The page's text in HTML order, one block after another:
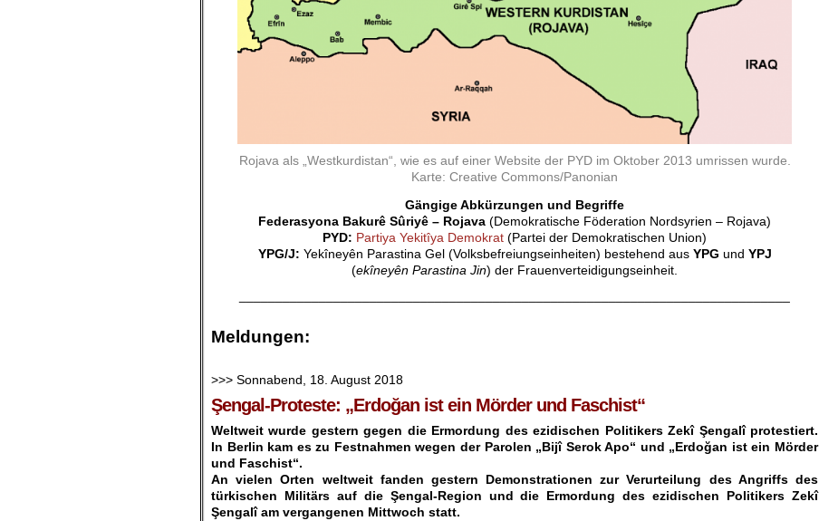
Rojava als „Westkurdistan“, wie es auf einer Website der PYD im Oktober 2013 umrissen wurde.
Karte: Creative Commons/Panonian
Gängige Abkürzungen und Begriffe
Federasyona Bakurê Sûriyê – Rojava (Demokratische Föderation Nordsyrien – Rojava)
PYD: Partiya Yekitîya Demokrat (Partei der Demokratischen Union)
YPG/J: Yekîneyên Parastina Gel (Volksbefreiungseinheiten) bestehend aus YPG und YPJ
(ekîneyên Parastina Jin) der Frauenverteidigungseinheit.
Meldungen:
>>> Sonnabend, 18. August 2018
Şengal-Proteste: „Erdoğan ist ein Mörder und Faschist“
Weltweit wurde gestern gegen die Ermordung des ezidischen Politikers Zekî Şengalî protestiert.
In Berlin kam es zu Festnahmen wegen der Parolen „Bijî Serok Apo“ und „Erdoğan ist ein Mörder
und Faschist“.
An vielen Orten weltweit fanden gestern Demonstrationen zur Verurteilung des Angriffs des
türkischen Militärs auf die Şengal-Region und die Ermordung des ezidischen Politikers Zekî
Şengalî am vergangenen Mittwoch statt.